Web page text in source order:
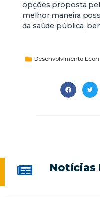
opções proposta
melhor maneira
da saúde pública,
Desenvolvimento
Notícias